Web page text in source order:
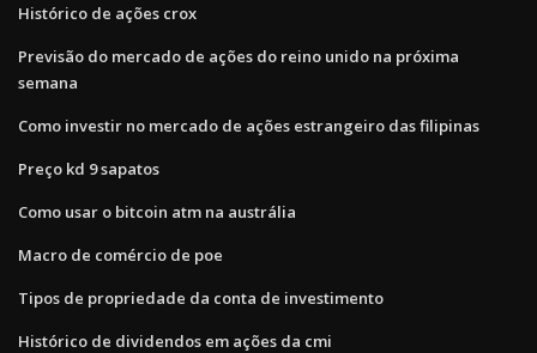
Histórico de ações crox
Previsão do mercado de ações do reino unido na próxima
semana
Como investir no mercado de ações estrangeiro das filipinas
Preço kd 9 sapatos
Como usar o bitcoin atm na austrália
Macro de comércio de poe
Tipos de propriedade da conta de investimento
Histórico de dividendos em ações da cmi